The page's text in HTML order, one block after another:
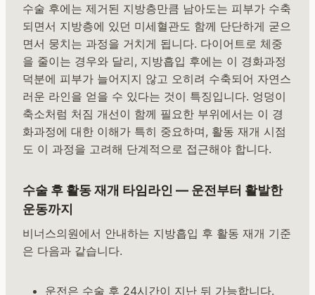
수술 후에는 제거된 지방층만큼 남아도는 피부가 수축
되면서 지방층에 있던 미세혈관도 함께 단단하게 굳으
면서 뭉치는 과정을 거치게 됩니다. 다이어트로 체중
을 줄이는 경우와 달리, 지방흡입 후에는 이 경화과정
덕분에 피부가 늘어지지 않고 오히려 수축되어 자연스
러운 라인을 얻을 수 있다는 것이 특징입니다. 엉덩이
축소처럼 처짐 개선이 함께 필요한 부위에서는 이 경
화과정에 대한 이해가 특히 중요하며, 활동 재개 시점
도 이 과정을 고려해 단계적으로 접근해야 합니다.
수술 후 활동 재개 타임라인 — 운전부터 활발한
운동까지
비너스의원에서 안내하는 지방흡입 후 활동 재개 기준
은 다음과 같습니다.
운전은 수술 후 24시간이 지난 뒤 가능합니다.